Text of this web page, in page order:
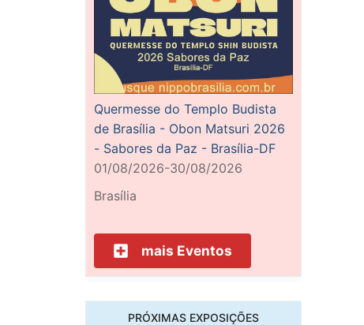
Quermesse do Templo Budista
de Brasília - Obon Matsuri 2026
- Sabores da Paz - Brasília-DF
01/08/2026-30/08/2026
Brasília
mais Eventos
PRÓXIMAS EXPOSIÇÕES